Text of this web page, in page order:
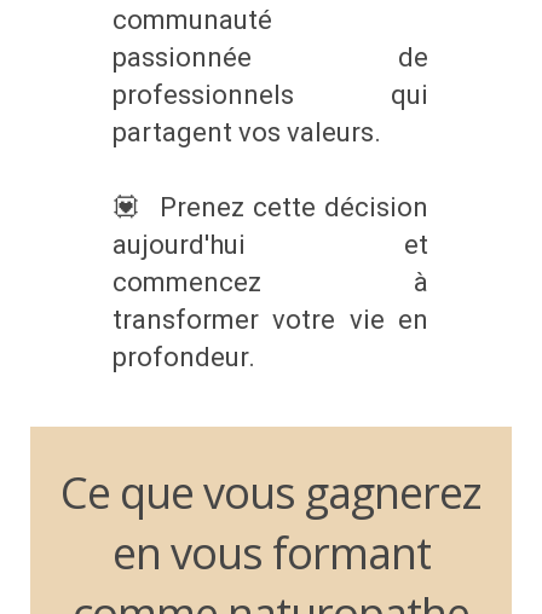
communauté
passionnée de
professionnels qui
partagent vos valeurs.
💟 Prenez cette décision
aujourd'hui et
commencez à
transformer votre vie en
profondeur.
Ce que vous gagnerez
en vous formant